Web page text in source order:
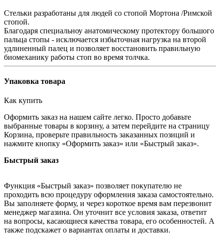
Стельки разработаны для людей со стопой Мортона /Римской
стопой.
Благодаря специальноу анатомическому протектору большого
пальца стопы - исключается избыточная нагрузка на второй
удлиненный палец и позволяет восстановить правильную
биомеханику работы стоп во время толчка.
Упаковка товара
Как купить
Оформить заказ на нашем сайте легко. Просто добавьте
выбранные товары в корзину, а затем перейдите на страницу
Корзина, проверьте правильность заказанных позиций и
нажмите кнопку «Оформить заказ» или «Быстрый заказ».
Быстрый заказ
Функция «Быстрый заказ» позволяет покупателю не
проходить всю процедуру оформления заказа самостоятельно.
Вы заполняете форму, и через короткое время вам перезвонит
менеджер магазина. Он уточнит все условия заказа, ответит
на вопросы, касающиеся качества товара, его особенностей. А
также подскажет о вариантах оплаты и доставки.